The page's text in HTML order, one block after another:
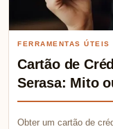
FERRAMENTAS ÚTEIS
Cartão de
Serasa: Mito
Obter um cartão de